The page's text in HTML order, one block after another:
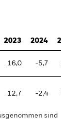
2023 2024
16,0 -5,7
12,7 -2,4
sind